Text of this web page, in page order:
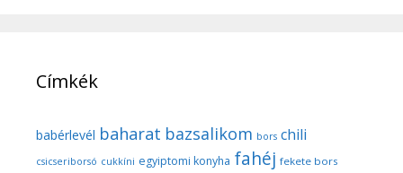
Címkék
babérlevél baharat bazsalikom bors chili
csicseriborsó cukkíni egyiptomi konyha fahéj fekete bors